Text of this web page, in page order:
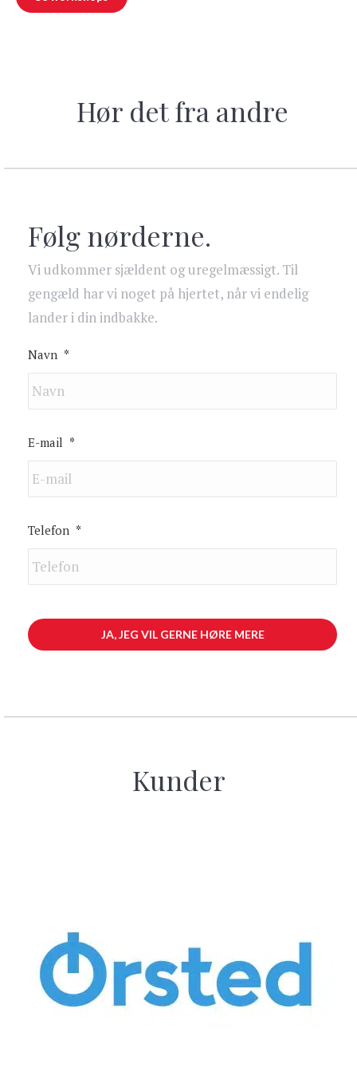
Hør det fra andre
Følg nørderne.
Vi udkommer sjældent og uregelmæssigt. Til
gengæld har vi noget på hjertet, når vi endelig
lander i din indbakke.
Navn *
E-mail *
Telefon *
Kunder